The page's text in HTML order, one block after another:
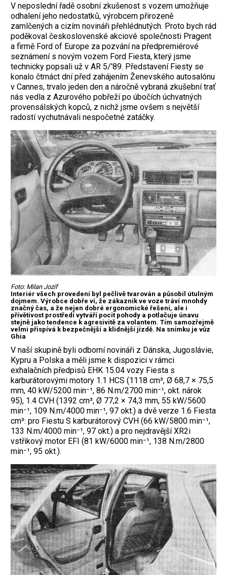
V neposlední řadě osobní zkušenost s vozem umožňuje
odhalení jeho nedostatků, výrobcem přirozeně
zamlčených a cizím novináři přehlédnutých. Proto bych rád
poděkoval československé akciové společnosti Pragent
a firmě Ford of Europe za pozvání na předpremiérové
seznámení s novým vozem Ford Fiesta, který jsme
technicky popsali už v AR 5/'89. Představení Fiesty se
konalo čtrnáct dní před zahájením Ženevského autosalónu
v Cannes, trvalo jeden den a náročně vybraná zkušební trať
nás vedla z Azurového pobřeží po úbočích úchvatných
provensálských kopců, z nichž jsme ovšem s největší
radostí vychutnávali nespočetné zatáčky.
Foto: Milan Jozíf
Interiér všech provedení byl pečlivě tvarován a působil útulným
dojmem. Výrobce dobře ví, že zákazník ve voze tráví mnohdy
značný čas, a že nejen dobré ergonomické řešení, ale i
přívětivost prostředí vytváří pocit pohody a potlačuje únavu
stejně jako tendence k agresivitě za volantem. Tím samozřejmě
velmi přispívá k bezpečnější a klidnější jízdě. Na snímku je vůz
Ghia
V naší skupině byli odborní novináři z Dánska, Jugoslávie,
Kypru a Polska a měli jsme k dispozici v rámci
exhalačních předpisů EHK 15.04 vozy Fiesta s
karburátorovými motory 1.1 HCS (1118 cm³, Ø 68,7 × 75,5
mm, 40 kW/5200 min⁻¹, 86 N.m/2700 min⁻¹, okt. nárok
95), 1.4 CVH (1392 cm³, Ø 77,2 × 74,3 mm, 55 kW/5600
min⁻¹, 109 N.m/4000 min⁻¹, 97 okt.) a dvě verze 1.6 Fiesta
cm³: pro Fiestu S karburátorový CVH (66 kW/5800 min⁻¹,
133 N.m/4000 min⁻¹, 97 okt.) a pro nejdravější XR2i
vstřikový motor EFI (81 kW/6000 min⁻¹, 138 N.m/2800
min⁻¹, 95 okt.).